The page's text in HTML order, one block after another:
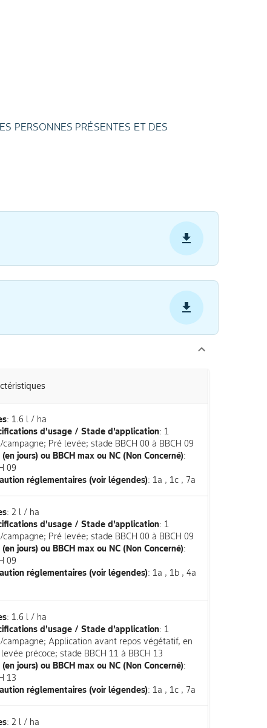
PERSONNES PRÉSENTES ET DES
: 1.6 l / ha
d'usage / Stade d'application: 1
Pré levée; stade BBCH 00 à BBCH 09
(en jours) ou BBCH max ou NC (Non Concerné):
09
réglementaires (voir légendes): 1a , 1c , 7a
: 2 l / ha
d'usage / Stade d'application: 1
Pré levée; stade BBCH 00 à BBCH 09
(en jours) ou BBCH max ou NC (Non Concerné):
09
réglementaires (voir légendes): 1a , 1b , 4a
: 1.6 l / ha
d'usage / Stade d'application: 1
Application avant repos végétatif, en
précoce; stade BBCH 11 à BBCH 13
(en jours) ou BBCH max ou NC (Non Concerné):
13
réglementaires (voir légendes): 1a , 1c , 7a
: 2 l / ha